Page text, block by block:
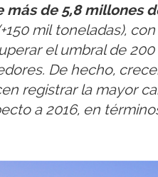
de 5,8 millones
(+150 mil toneladas),
el umbral de
De hecho,
registrar la mayor
a 2016, en